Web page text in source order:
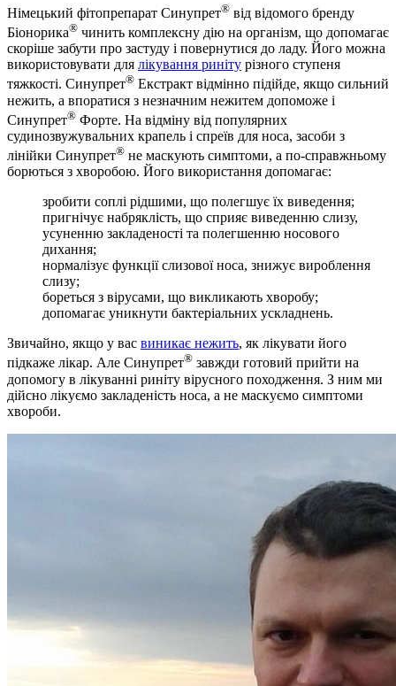
Німецький фітопрепарат Синупрет® від відомого бренду
Біонорика® чинить комплексну дію на організм, що допомагає
скоріше забути про застуду і повернутися до ладу. Його можна
використовувати для лікування риніту різного ступеня
тяжкості. Синупрет® Екстракт відмінно підійде, якщо сильний
нежить, а впоратися з незначним нежитем допоможе і
Синупрет® Форте. На відміну від популярних
судинозвужувальних крапель і спреїв для носа, засоби з
лінійки Синупрет® не маскують симптоми, а по-справжньому
борються з хворобою. Його використання допомагає:
зробити соплі рідшими, що полегшує їх виведення;
пригнічує набряклість, що сприяє виведенню слизу,
усуненню закладеності та полегшенню носового
дихання;
нормалізує функції слизової носа, знижує вироблення
слизу;
бореться з вірусами, що викликають хворобу;
допомагає уникнути бактеріальних ускладнень.
Звичайно, якщо у вас виникає нежить, як лікувати його
підкаже лікар. Але Синупрет® завжди готовий прийти на
допомогу в лікуванні риніту вірусного походження. З ним ми
дійсно лікуємо закладеність носа, а не маскуємо симптоми
хвороби.